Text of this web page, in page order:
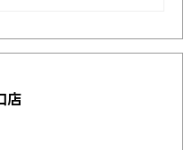
店